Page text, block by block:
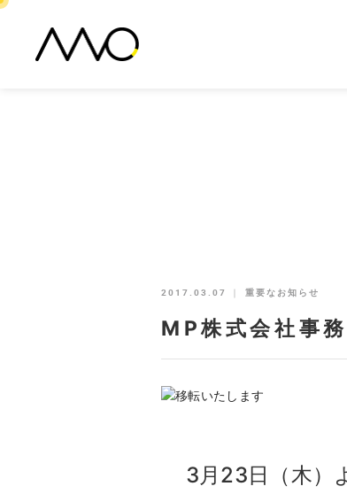
2017.03.07 ｜ 重要なお知らせ
MP株式会社事
3月23日（木）